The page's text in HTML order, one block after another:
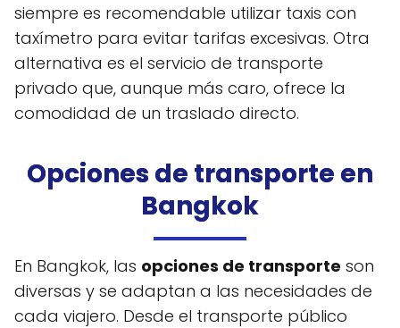
siempre es recomendable utilizar taxis con
taxímetro para evitar tarifas excesivas. Otra
alternativa es el servicio de transporte
privado que, aunque más caro, ofrece la
comodidad de un traslado directo.
Opciones de transporte en
Bangkok
En Bangkok, las opciones de transporte son
diversas y se adaptan a las necesidades de
cada viajero. Desde el transporte público